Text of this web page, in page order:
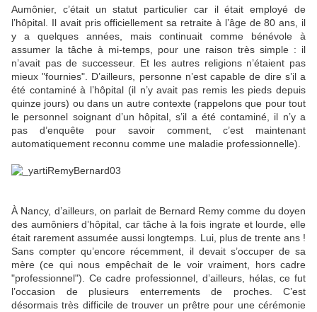
Aumônier, c’était un statut particulier car il était employé de
l’hôpital. Il avait pris officiellement sa retraite à l’âge de 80 ans, il
y a quelques années, mais continuait comme bénévole à
assumer la tâche à mi-temps, pour une raison très simple : il
n’avait pas de successeur. Et les autres religions n’étaient pas
mieux "fournies". D’ailleurs, personne n’est capable de dire s’il a
été contaminé à l’hôpital (il n’y avait pas remis les pieds depuis
quinze jours) ou dans un autre contexte (rappelons que pour tout
le personnel soignant d’un hôpital, s’il a été contaminé, il n’y a
pas d’enquête pour savoir comment, c’est maintenant
automatiquement reconnu comme une maladie professionnelle).
À Nancy, d’ailleurs, on parlait de Bernard Remy comme du doyen
des aumôniers d’hôpital, car tâche à la fois ingrate et lourde, elle
était rarement assumée aussi longtemps. Lui, plus de trente ans !
Sans compter qu’encore récemment, il devait s’occuper de sa
mère (ce qui nous empêchait de le voir vraiment, hors cadre
"professionnel"). Ce cadre professionnel, d’ailleurs, hélas, ce fut
l’occasion de plusieurs enterrements de proches. C’est
désormais très difficile de trouver un prêtre pour une cérémonie